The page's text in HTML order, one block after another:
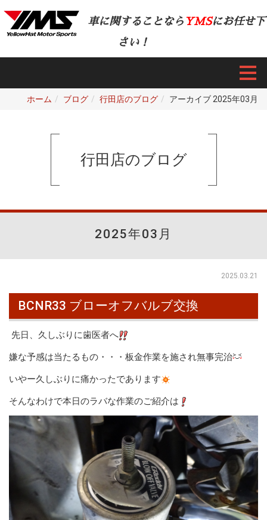
車に関することなら YMSにお任せ下
さい！
ホーム ブログ 行田店のブログ アーカイブ 2025年03月
行田店のブログ
2025年03月
2025.03.21
BCNR33 ブローオフバルブ交換
先日、久しぶりに歯医者へ
嫌な予感は当たるもの・・・板金作業を施され無事完治
いやー久しぶりに痛かったであります
そんなわけで本日のラバな作業のご紹介は